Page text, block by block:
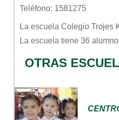
Teléfono: 1581275
La escuela Colegio Trojes
La escuela tiene 36
OTRAS